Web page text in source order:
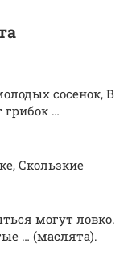
сосенок, В
…
Скользкие
могут ловко.
… (маслята).